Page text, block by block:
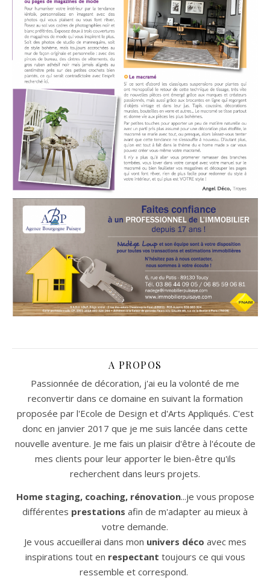
A PROPOS
Passionnée de décoration, j'ai eu la volonté de me
reconvertir dans ce domaine en suivant la formation
proposée par l'Ecole de Design et d'Arts Appliqués. C'est
donc en janvier 2017 que je me suis lancée dans cette
nouvelle aventure. Je me fais un plaisir d'être à l'écoute de
mes clients pour leur apporter le bien-être qu'ils
recherchent dans leurs projets.
Home staging, coaching, rénovation...je vous propose
différentes prestations afin de m'adapter au mieux à
votre demande.
Je vous accueillerai dans mon univers déco avec mes
inspirations tout en respectant toujours ce qui vous
ressemble et correspond.